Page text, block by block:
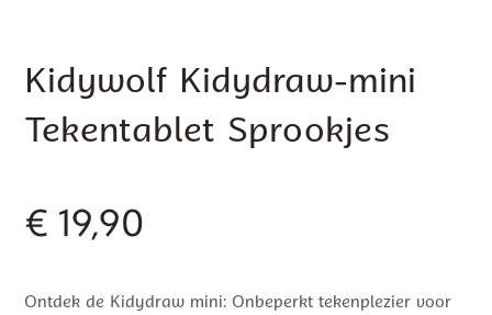
Kidywolf Kidydraw-mini
Tekentablet Sprookjes
€ 19,90
Ontdek de Kidydraw mini: Onbeperkt tekenplezier voor